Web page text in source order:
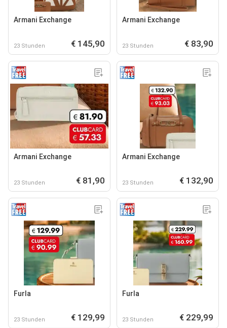
Armani Exchange
23 Stunden € 145,90
Armani Exchange
23 Stunden € 83,90
Armani Exchange
23 Stunden € 81,90
Armani Exchange
23 Stunden € 132,90
Furla
23 Stunden € 129,99
Furla
23 Stunden € 229,99